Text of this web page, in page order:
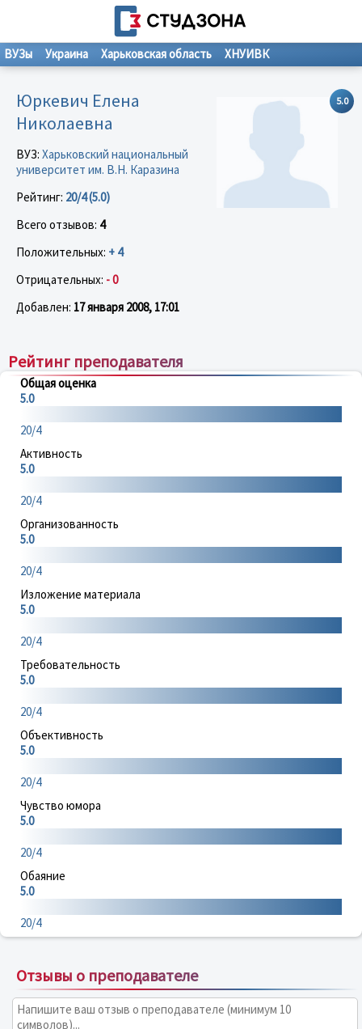
ВУЗы Украина Харьковская область ХНУИВК
5.0
Юркевич Елена
Николаевна
ВУЗ: Харьковский национальный
университет им. В.Н. Каразина
Рейтинг: 20/4 (5.0)
Всего отзывов: 4
Положительных: + 4
Отрицательных: - 0
Добавлен: 17 января 2008, 17:01
Рейтинг преподавателя
Общая оценка
5.0
20/4
Активность
5.0
20/4
Организованность
5.0
20/4
Изложение материала
5.0
20/4
Требовательность
5.0
20/4
Объективность
5.0
20/4
Чувство юмора
5.0
20/4
Обаяние
5.0
20/4
Отзывы о преподавателе